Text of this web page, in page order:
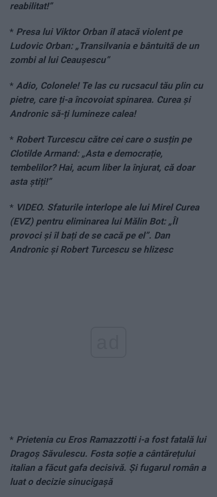
reabilitat!”
* Presa lui Viktor Orban îl atacă violent pe
Ludovic Orban: „Transilvania e bântuită de un
zombi al lui Ceauşescu”
* Adio, Colonele! Te las cu rucsacul tău plin cu
pietre, care ți-a încovoiat spinarea. Curea și
Andronic să-ți lumineze calea!
* Robert Turcescu către cei care o susțin pe
Clotilde Armand: „Asta e democrație,
tembelilor? Hai, acum liber la înjurat, că doar
asta știți!”
* VIDEO. Sfaturile interlope ale lui Mirel Curea
(EVZ) pentru eliminarea lui Mălin Bot: „Îl
provoci și îl bați de se cacă pe el”. Dan
Andronic și Robert Turcescu se hlizesc
* Prietenia cu Eros Ramazzotti i-a fost fatală lui
Dragoș Săvulescu. Fosta soție a cântărețului
italian a făcut gafa decisivă. Și fugarul român a
luat o decizie sinucigașă